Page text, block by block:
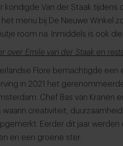
kondigde Van der Staak
menu bij De Nieuwe Winkel
room na. Inmiddels is ook
over Emile van der Staak en
Flore bemachtigde een
in 2021 het
Chef Bas van
waarin creativiteit,
Eerder dit jaar
en een groene ster.